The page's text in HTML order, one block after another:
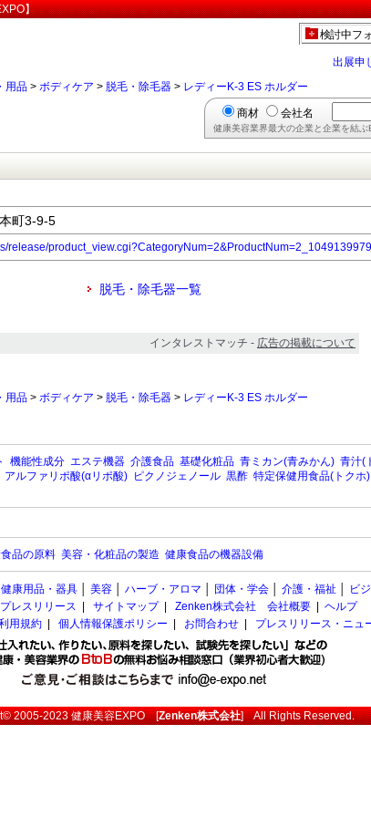
】
検討中フ
出展申
用品 > ボディケア > 脱毛・除毛器 > レディーK-3 ES ホルダー
商材 会社名
健康美容業界最大の企業と企業を結
町3-9-5
release/product_view.cgi?CategoryNum=2&ProductNum=2_1049139979
脱毛・除毛器一覧
インタレストマッチ - 広告の掲載について
用品 > ボディケア > 脱毛・除毛器 > レディーK-3 ES ホルダー
機能性成分 エステ機器 介護食品 基礎化粧品 青ミカン(青みかん) 青汁(
アルファリポ酸(αリポ酸) ピクノジェノール 黒酢 特定保健用食品(トクホ)
品の原料 美容・化粧品の製造 健康食品の機器設備
健康用品・器具 美容 ハーブ・アロマ 団体・学会 介護・福祉
ビ
プレスリリース サイトマップ| Zenken株式会社 会社概要
ヘルプ
用規約 個人情報保護ポリシー お問合わせ プレスリリース・ニュ
2005-2023健康美容EXPO[Zenken株式会社] All Rights Reserved.